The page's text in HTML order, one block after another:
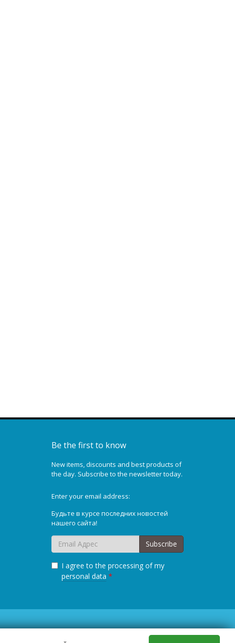
Be the first to know
New items, discounts and best products of
the day. Subscribe to the newsletter today.
Enter your email address:
Будьте в курсе последних новостей
нашего сайта!
I agree to the processing of my
personal data *
Subscribe